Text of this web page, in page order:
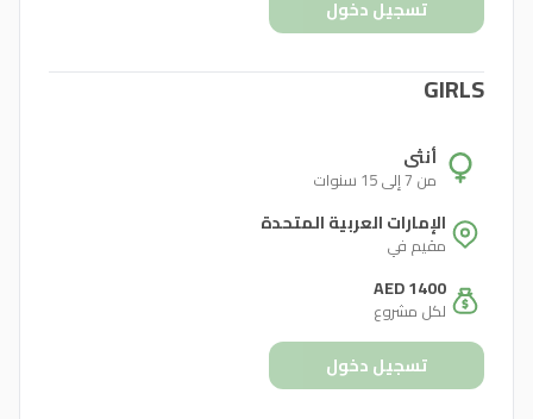
تسجيل دخول
GIRLS
أنثى
من 7 إلى 15 سنوات
الإمارات العربية المتحدة
مقيم في
AED 1400
لكل مشروع
تسجيل دخول